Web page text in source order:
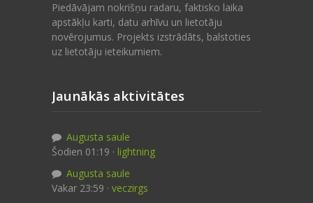
Piedāvājam nokrišņu radaru, faktisko laika
apstākļu karti, datu arhīvu un lietotāju
novērojumus. Projekts izstrādāts, balstoties
uz lietotāju ieteikumiem.
Jaunākās aktivitātes
Augusta saule
Šodien 01:19 · lightning
Augusta saule
Vakar 23:59 · veczirgs